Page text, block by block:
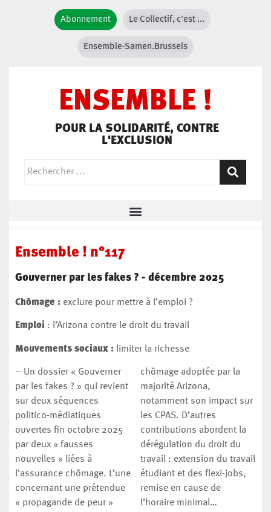
Abonnement Le Collectif, c'est ...
Ensemble-Samen.Brussels
ENSEMBLE !
POUR LA SOLIDARITÉ, CONTRE
L'EXCLUSION
Ensemble ! n°117
Gouverner par les fakes ? - décembre 2025
Chômage : exclure pour mettre à l’emploi ?
Emploi : l’Arizona contre le droit du travail
Mouvements sociaux : limiter la richesse
– Un dossier « Gouverner
par les fakes ? » qui revient
sur deux séquences
politico-médiatiques
ouvertes fin octobre 2025
par deux « fausses
nouvelles » liées à
l’assurance chômage. L’une
concernant une prétendue
« propagande de peur »
chômage adoptée par la
majorité Arizona,
notamment son impact sur
les CPAS. D’autres
contributions abordent la
dérégulation du droit du
travail : extension du travail
étudiant et des flexi-jobs,
remise en cause de
l’horaire minimal…